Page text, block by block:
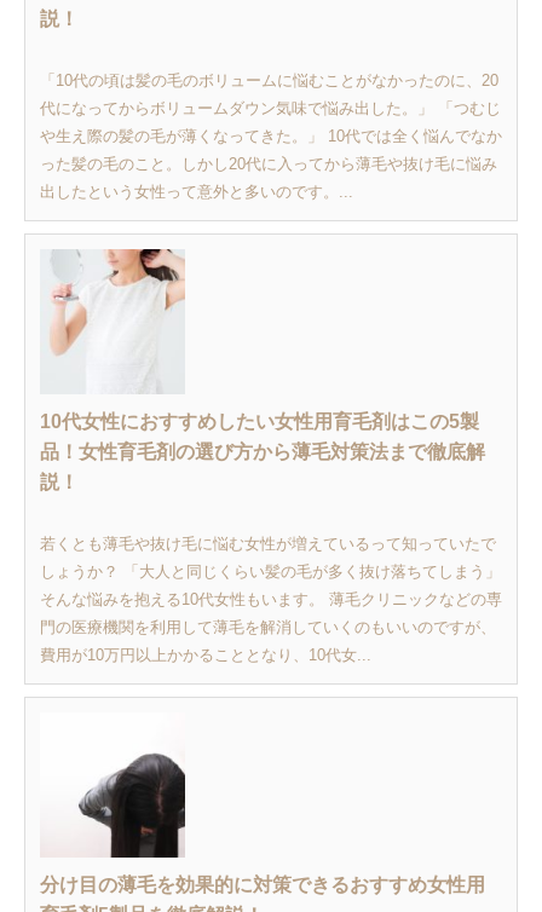
説！
「10代の頃は髪の毛のボリュームに悩むことがなかったのに、20
代になってからボリュームダウン気味で悩み出した。」 「つむじ
や生え際の髪の毛が薄くなってきた。」 10代では全く悩んでなか
った髪の毛のこと。しかし20代に入ってから薄毛や抜け毛に悩み
出したという女性って意外と多いのです。...
10代女性におすすめしたい女性用育毛剤はこの5製
品！女性育毛剤の選び方から薄毛対策法まで徹底解
説！
若くとも薄毛や抜け毛に悩む女性が増えているって知っていたで
しょうか？ 「大人と同じくらい髪の毛が多く抜け落ちてしまう」
そんな悩みを抱える10代女性もいます。 薄毛クリニックなどの専
門の医療機関を利用して薄毛を解消していくのもいいのですが、
費用が10万円以上かかることとなり、10代女...
分け目の薄毛を効果的に対策できるおすすめ女性用